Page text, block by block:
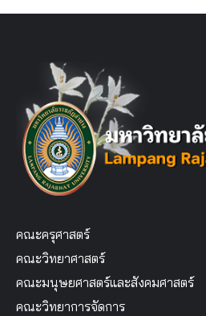
คณะครุศาสตร์
คณะวิทยาศาสตร์
คณะมนุษยศาสตร์และสังคมศาสตร์
คณะวิทยาการจัดการ